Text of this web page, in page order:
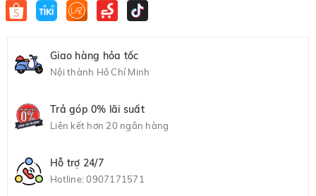
Giao hàng hỏa tốc
Nội thành Hồ Chí Minh
Trả góp 0% lãi suất
Liên kết hơn 20 ngân hàng
Hỗ trợ 24/7
Hotline:0907171571